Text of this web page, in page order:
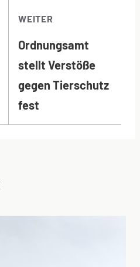
WEITER
Ordnungsamt
stellt Verstöße
gegen Tierschutz
fest